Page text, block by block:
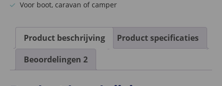
Product beschrijving
Product specificaties
Beoordelingen 2
Voor boot, caravan of camper